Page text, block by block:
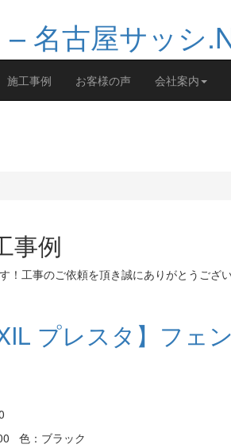
施工事例 お客様の声 会社案内
事例
工事のご依頼を頂き誠にありがとうござい
プレスタ】フェ
色：ブラック